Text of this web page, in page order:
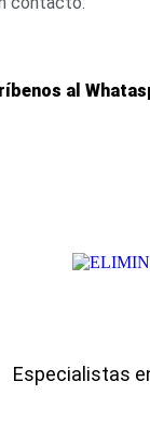
al
Especialistas